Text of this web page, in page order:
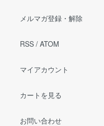
メルマガ登録・解除
RSS / ATOM
マイアカウント
カートを見る
お問い合わせ